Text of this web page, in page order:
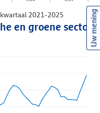
kwartaal 2021-2025
en groene sector Uw mening